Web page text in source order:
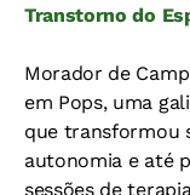
Transtorno do
Morador de
em Pops, uma
que transformou
autonomia e até
sessões de